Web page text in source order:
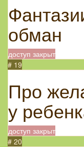
обман
доступ закрыт
# 19
Про
у
доступ закрыт
# 20